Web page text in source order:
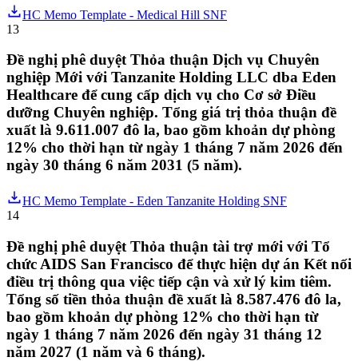
HC Memo Template - Medical Hill SNF
13
Đề nghị phê duyệt Thỏa thuận Dịch vụ Chuyên
nghiệp Mới với Tanzanite Holding LLC dba Eden
Healthcare để cung cấp dịch vụ cho Cơ sở Điều
dưỡng Chuyên nghiệp. Tổng giá trị thỏa thuận đề
xuất là 9.611.007 đô la, bao gồm khoản dự phòng
12% cho thời hạn từ ngày 1 tháng 7 năm 2026 đến
ngày 30 tháng 6 năm 2031 (5 năm).
HC Memo Template - Eden Tanzanite Holding SNF
14
Đề nghị phê duyệt Thỏa thuận tài trợ mới với Tổ
chức AIDS San Francisco để thực hiện dự án Kết nối
điều trị thông qua việc tiếp cận và xử lý kim tiêm.
Tổng số tiền thỏa thuận đề xuất là 8.587.476 đô la,
bao gồm khoản dự phòng 12% cho thời hạn từ
ngày 1 tháng 7 năm 2026 đến ngày 31 tháng 12
năm 2027 (1 năm và 6 tháng).